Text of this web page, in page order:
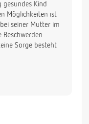
gesundes Kind
Möglichkeiten ist
seiner Mutter im
Beschwerden
Sorge besteht